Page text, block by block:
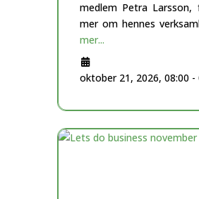
medlem Petra Larsson,
mer om hennes
mer...
oktober 21, 2026, 08:00 -